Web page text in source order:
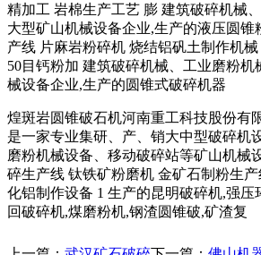
精加工 岩棉生产工艺 膨 建筑破碎机械
大型矿山机械设备企业,生产的液压圆锥
产线 片麻岩粉碎机 烧结铝矾土制作机
50目钙粉加 建筑破碎机械、工业磨粉
械设备企业,生产的圆锥式破碎机器
煌斑岩圆锥破石机河南重工科技股份有
是一家专业集研、产、销大中型破碎机
磨粉机械设备、移动破碎站等矿山机械
碎生产线 钛铁矿粉磨机 金矿石制粉生
化铝制作设备 1 生产的昆明破碎机,强压
回破碎机,煤磨粉机,钢渣圆锥破,矿渣复